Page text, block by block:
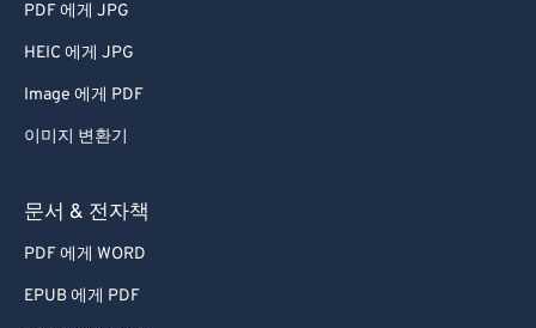
PDF 에게 JPG
HEIC 에게 JPG
Image 에게 PDF
이미지 변환기
문서 & 전자책
PDF 에게 WORD
EPUB 에게 PDF